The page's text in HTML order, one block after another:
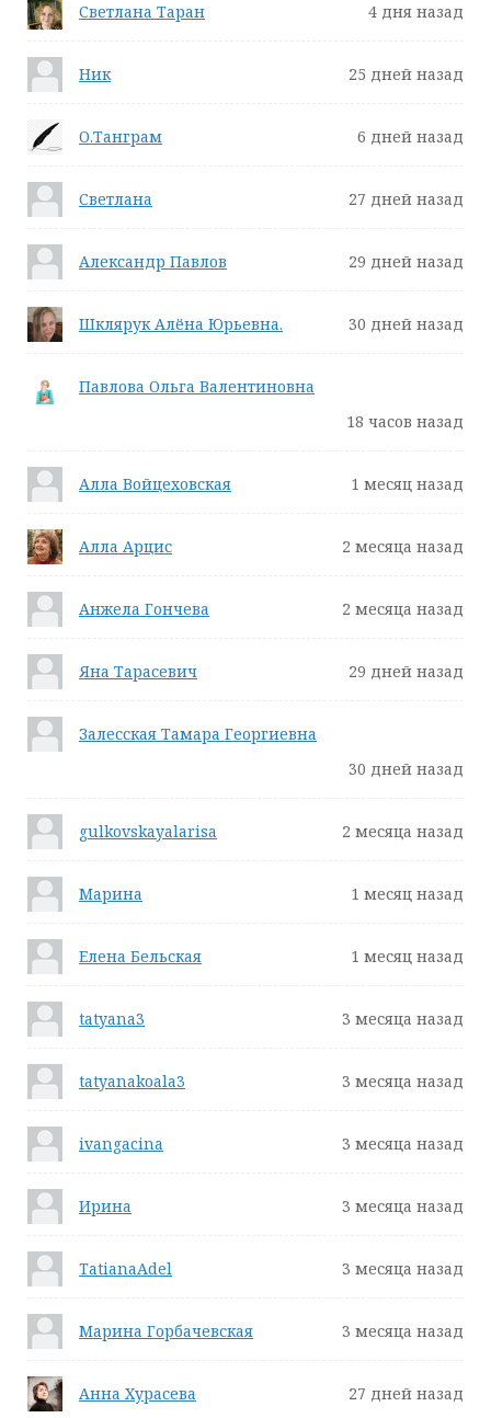
Светлана Таран 4 дня назад
Ник 25 дней назад
О.Танграм 6 дней назад
Светлана 27 дней назад
Александр Павлов 29 дней назад
Шклярук Алёна Юрьевна. 30 дней назад
Павлова Ольга Валентиновна
18 часов назад
Алла Войцеховская 1 месяц назад
Алла Арцис 2 месяца назад
Анжела Гончева 2 месяца назад
Яна Тарасевич 29 дней назад
Залесская Тамара Георгиевна
30 дней назад
gulkovskayalarisa 2 месяца назад
Марина 1 месяц назад
Елена Бельская 1 месяц назад
tatyana3 3 месяца назад
tatyanakoala3 3 месяца назад
ivangacina 3 месяца назад
Ирина 3 месяца назад
TatianaAdel 3 месяца назад
Марина Горбачевская 3 месяца назад
Анна Хурасева 27 дней назад